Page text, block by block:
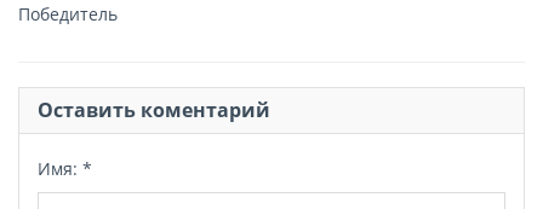
Победитель
Оставить коментарий
Имя: *